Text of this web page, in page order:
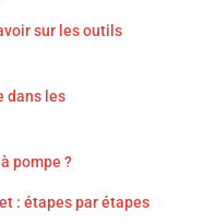
sur les outils
dans les
pompe ?
: étapes par étapes